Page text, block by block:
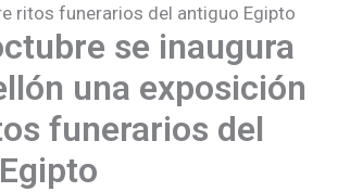
ritos funerarios del antiguo Egipto
se inaugura
una exposición
funerarios del